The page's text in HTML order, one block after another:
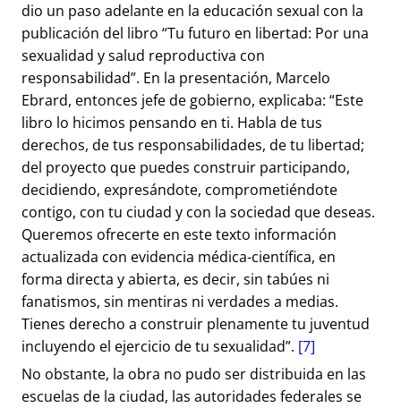
dio un paso adelante en la educación sexual con la
publicación del libro “Tu futuro en libertad: Por una
sexualidad y salud reproductiva con
responsabilidad”. En la presentación, Marcelo
Ebrard, entonces jefe de gobierno, explicaba: “Este
libro lo hicimos pensando en ti. Habla de tus
derechos, de tus responsabilidades, de tu libertad;
del proyecto que puedes construir participando,
decidiendo, expresándote, comprometiéndote
contigo, con tu ciudad y con la sociedad que deseas.
Queremos ofrecerte en este texto información
actualizada con evidencia médica-científica, en
forma directa y abierta, es decir, sin tabúes ni
fanatismos, sin mentiras ni verdades a medias.
Tienes derecho a construir plenamente tu juventud
incluyendo el ejercicio de tu sexualidad”. [7]
No obstante, la obra no pudo ser distribuida en las
escuelas de la ciudad, las autoridades federales se